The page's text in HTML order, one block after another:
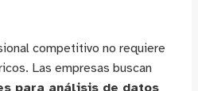
competitivo no requiere
Las empresas buscan